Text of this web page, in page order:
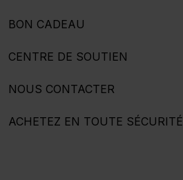
BON CADEAU
CENTRE DE SOUTIEN
NOUS CONTACTER
ACHETEZ EN TOUTE SÉCURITÉ